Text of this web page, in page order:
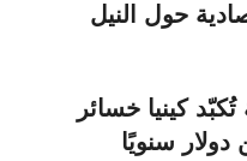
حول النيل
كينيا خسائر